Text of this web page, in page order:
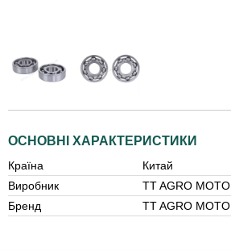
ОСНОВНІ ХАРАКТЕРИСТИКИ
Країна
Китай
Виробник
TT AGRO MOTO
Бренд
TT AGRO MOTO